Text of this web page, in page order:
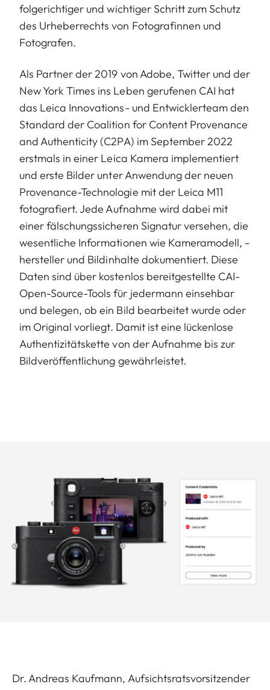
folgerichtiger und wichtiger Schritt zum Schutz
des Urheberrechts von Fotografinnen und
Fotografen.
Als Partner der 2019 von Adobe, Twitter und der
New York Times ins Leben gerufenen CAI hat
das Leica Innovations- und Entwicklerteam den
Standard der Coalition for Content Provenance
and Authenticity (C2PA) im September 2022
erstmals in einer Leica Kamera implementiert
und erste Bilder unter Anwendung der neuen
Provenance-Technologie mit der Leica M11
fotografiert. Jede Aufnahme wird dabei mit
einer fälschungssicheren Signatur versehen, die
wesentliche Informationen wie Kameramodell, -
hersteller und Bildinhalte dokumentiert. Diese
Daten sind über kostenlos bereitgestellte CAI-
Open-Source-Tools für jedermann einsehbar
und belegen, ob ein Bild bearbeitet wurde oder
im Original vorliegt. Damit ist eine lückenlose
Authentizitätskette von der Aufnahme bis zur
Bildveröffentlichung gewährleistet.
Dr. Andreas Kaufmann, Aufsichtsratsvorsitzender